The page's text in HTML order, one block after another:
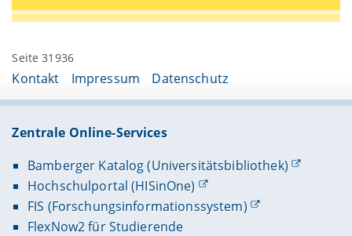
Seite 31936
Kontakt Impressum Datenschutz
Zentrale Online-Services
Bamberger Katalog (Universitätsbibliothek)
Hochschulportal (HISinOne)
FIS (Forschungsinformationssystem)
FlexNow2 für Studierende